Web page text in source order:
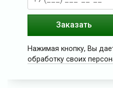
Заказать
Нажимая кнопку, Вы
обработку своих